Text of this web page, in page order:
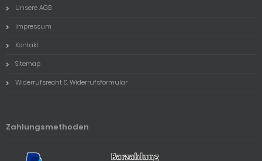
Unsere AGB
Impressum
Kontakt
Sitemap
Widerrufsrecht & Widerrufsformular
Zahlungsmethoden